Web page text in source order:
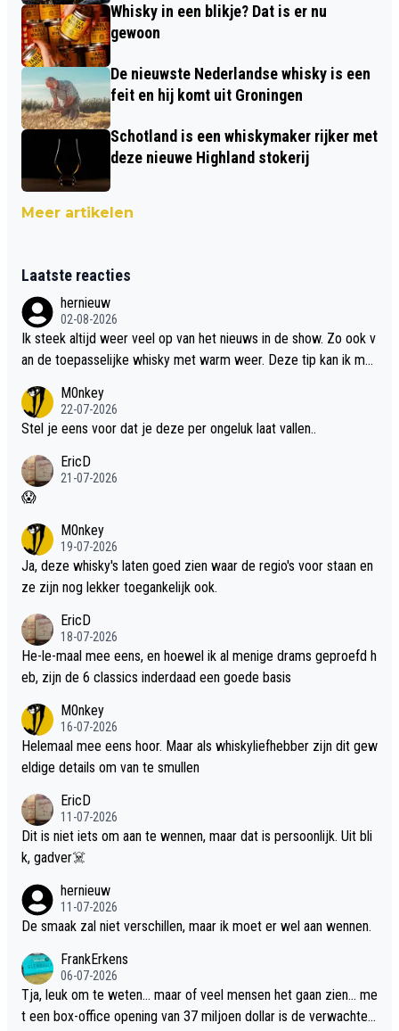
Whisky in een blikje? Dat is er nu
gewoon
De nieuwste Nederlandse whisky is een
feit en hij komt uit Groningen
Schotland is een whiskymaker rijker met
deze nieuwe Highland stokerij
Meer artikelen
Laatste reacties
hernieuw
02-08-2026
Ik steek altijd weer veel op van het nieuws in de show. Zo ook v
an de toepasselijke whisky met warm weer. Deze tip kan ik met
M0nkey
22-07-2026
Stel je eens voor dat je deze per ongeluk laat vallen..
EricD
21-07-2026
😱
M0nkey
19-07-2026
Ja, deze whisky's laten goed zien waar de regio's voor staan en
ze zijn nog lekker toegankelijk ook.
EricD
18-07-2026
He-le-maal mee eens, en hoewel ik al menige drams geproefd h
eb, zijn de 6 classics inderdaad een goede basis
M0nkey
16-07-2026
Helemaal mee eens hoor. Maar als whiskyliefhebber zijn dit gew
eldige details om van te smullen
EricD
11-07-2026
Dit is niet iets om aan te wennen, maar dat is persoonlijk. Uit bli
k, gadver☠️
hernieuw
11-07-2026
De smaak zal niet verschillen, maar ik moet er wel aan wennen.
FrankErkens
06-07-2026
Tja, leuk om te weten... maar of veel mensen het gaan zien... me
t een box-office opening van 37 miljoen dollar is de verwachte